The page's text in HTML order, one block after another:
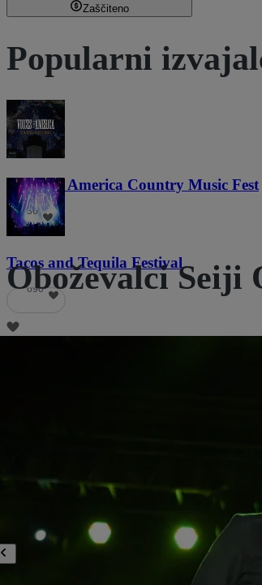
Zaščiteno
Popularni
Voices of America Country Music Fest
36
Tacos and Tequila Festival
690
Oboževalci Seiji